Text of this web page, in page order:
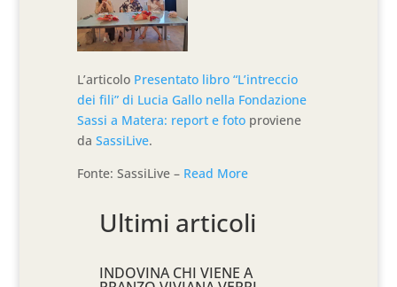
L’articolo Presentato libro “L’intreccio
dei fili” di Lucia Gallo nella Fondazione
Sassi a Matera: report e foto proviene
daSassiLive.
Fonte: SassiLive – Read More
Ultimi articoli
INDOVINA CHI VIENE A